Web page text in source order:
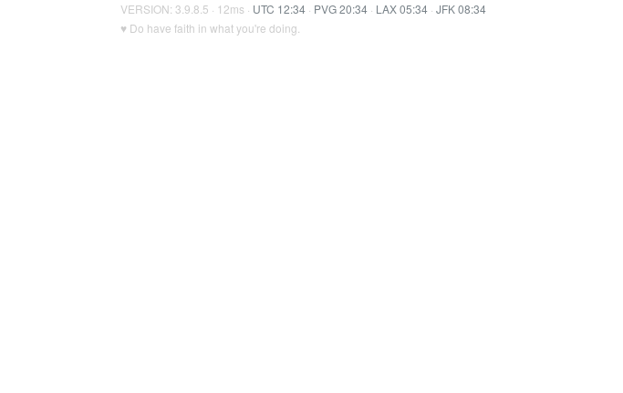
VERSION: 3.9.8.5 · 12ms · UTC 12:34 · PVG 20:34 · LAX 05:34 · JFK 08:34
♥ Do have faith in what you're doing.